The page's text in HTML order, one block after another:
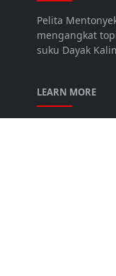
Pelita
mengangkat
suku Dayak
LEARN MORE